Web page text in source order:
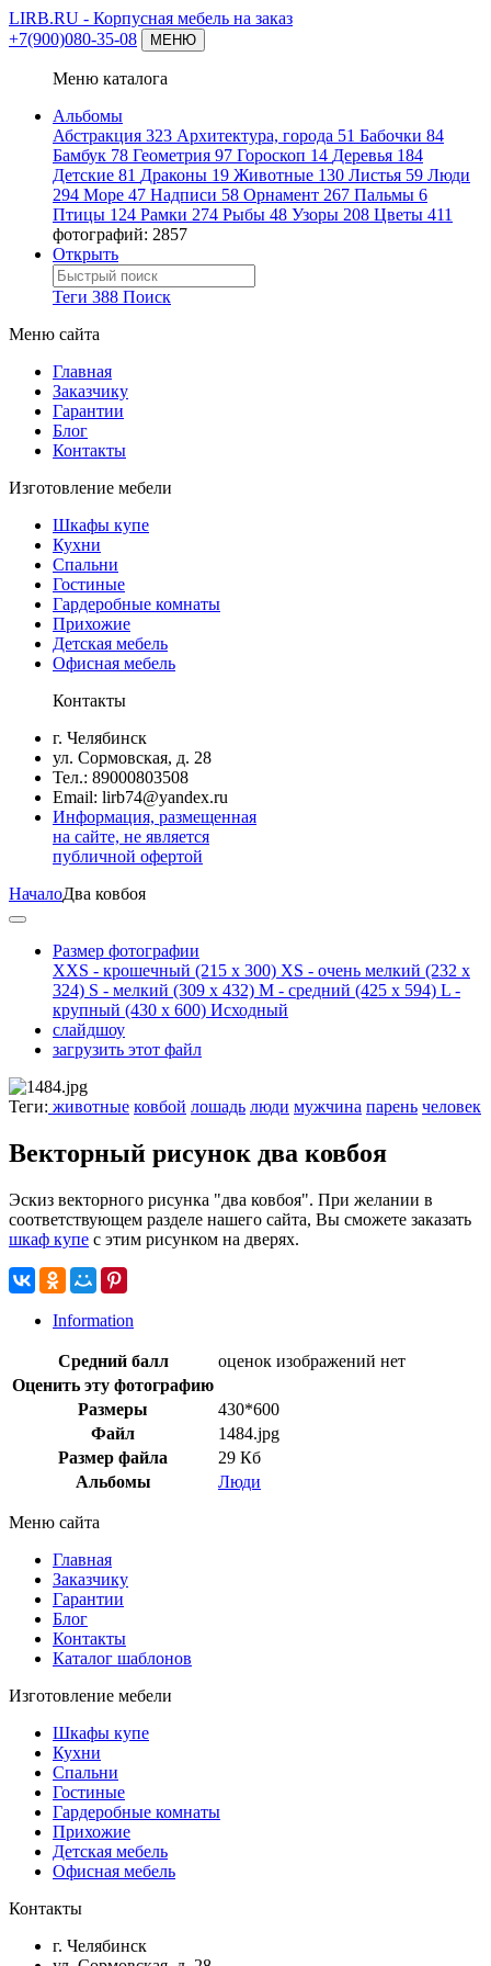
LIRB.RU - Корпусная мебель на заказ
+7(900)080-35-08
МЕНЮ
Меню каталога
Альбомы
Абстракция 323 Архитектура, города 51 Бабочки 84
Бамбук 78 Геометрия 97 Гороскоп 14 Деревья 184
Детские 81 Драконы 19 Животные 130 Листья 59 Люди
294 Море 47 Надписи 58 Орнамент 267 Пальмы 6
Птицы 124 Рамки 274 Рыбы 48 Узоры 208 Цветы 411
фотографий: 2857
Открыть
Теги 388 Поиск
Меню сайта
Главная
Заказчику
Гарантии
Блог
Контакты
Изготовление мебели
Шкафы купе
Кухни
Спальни
Гостиные
Гардеробные комнаты
Прихожие
Детская мебель
Офисная мебель
Контакты
г. Челябинск
ул. Сормовская, д. 28
Тел.: 89000803508
Email: lirb74@yandex.ru
Информация, размещенная
на сайте, не является
публичной офертой
НачалоДва ковбоя
Размер фотографии
XXS - крошечный (215 x 300) XS - очень мелкий (232 x
324) S - мелкий (309 x 432) M - средний (425 x 594) L -
крупный (430 x 600) Исходный
слайдшоу
загрузить этот файл
Теги: животные ковбой лошадь люди мужчина парень человек
Векторный рисунок два ковбоя
Эскиз векторного рисунка "два ковбоя". При желании в
соответствующем разделе нашего сайта, Вы сможете заказать
шкаф купе с этим рисунком на дверях.
Information
Средний балл
оценок изображений нет
Оценить эту фотографию
Размеры
430*600
Файл
1484.jpg
Размер файла
29 Кб
Альбомы
Люди
Меню сайта
Главная
Заказчику
Гарантии
Блог
Контакты
Каталог шаблонов
Изготовление мебели
Шкафы купе
Кухни
Спальни
Гостиные
Гардеробные комнаты
Прихожие
Детская мебель
Офисная мебель
Контакты
г. Челябинск